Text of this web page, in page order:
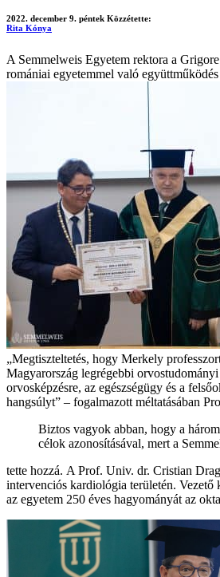
2022. december 9. péntek Közzétette:
Rita Kónya
A Semmelweis Egyetem rektora a
romániai egyetemmel való
„Megtiszteltetés, hogy Merkely
Magyarország legrégebbi
orvosképzésre, az egészségügy és a
hangsúlyt” – fogalmazott méltatásában
Biztos vagyok abban, hogy a
célok azonosításával, mert a
tette hozzá. A Prof. Univ. dr. Cristian
intervenciós kardiológia területén.
az egyetem 250 éves hagyományát az